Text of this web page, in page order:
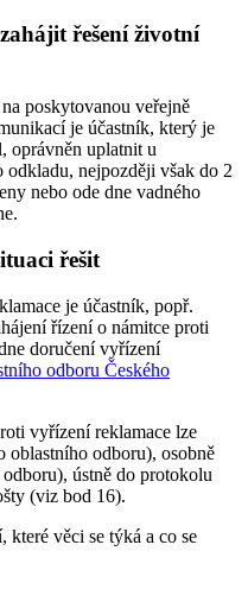
řešení životní
poskytovanou veřejně
je účastník, který je
oprávněn uplatnit u
odkladu, nejpozději však do 2
nebo ode dne vadného
řešit
je účastník, popř.
řízení o námitce proti
doručení vyřízení
odboru Českého
vyřízení reklamace lze
oblastního odboru), osobně
ústně do protokolu
(viz bod 16).
věci se týká a co se